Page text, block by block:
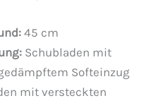
45 cm
Schubladen mit
Softeinzug
mit versteckten